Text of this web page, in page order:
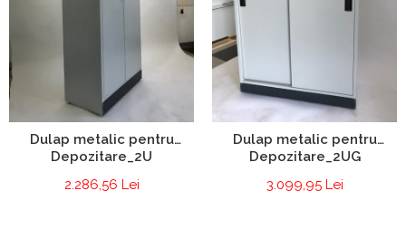
Dulap metalic pentru
Depozitare_2U
2.286,56 Lei
Dulap metalic pentru
Depozitare_2UG
3.099,95 Lei